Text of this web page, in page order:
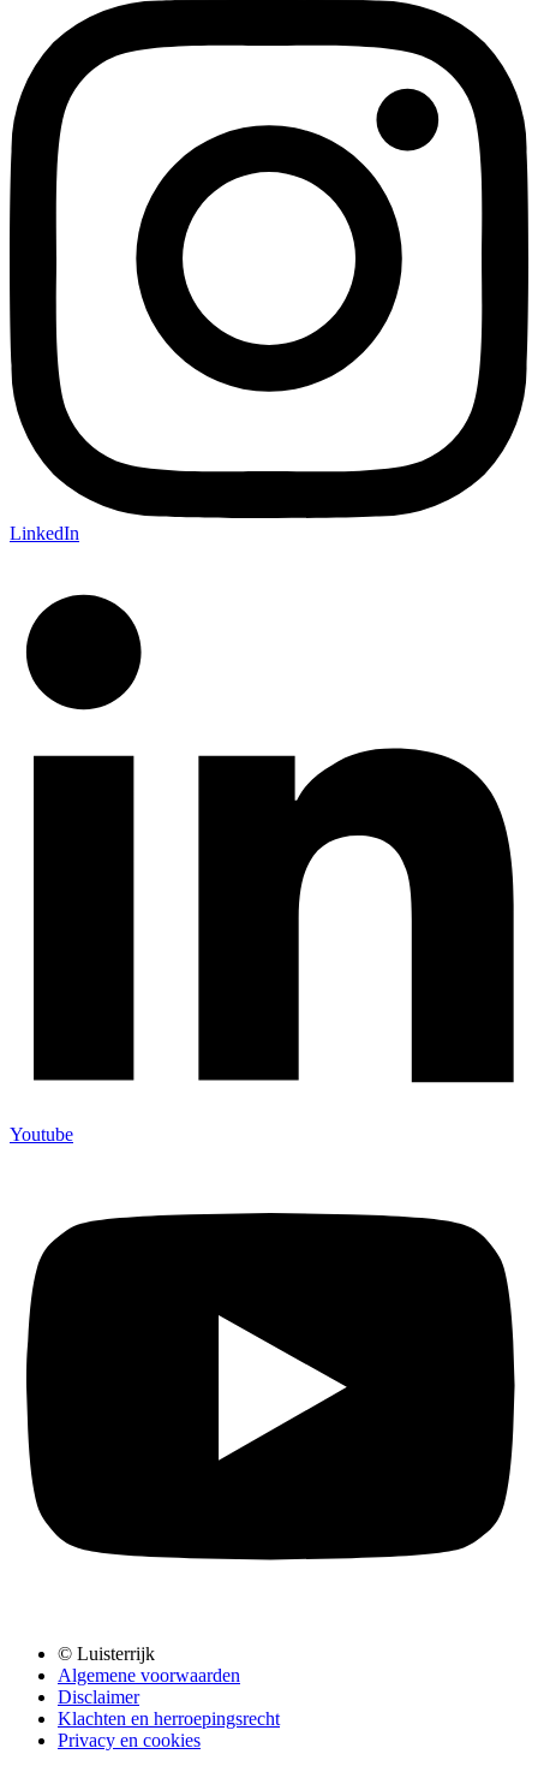
LinkedIn
Youtube
© Luisterrijk
Algemene voorwaarden
Disclaimer
Klachten en herroepingsrecht
Privacy en cookies